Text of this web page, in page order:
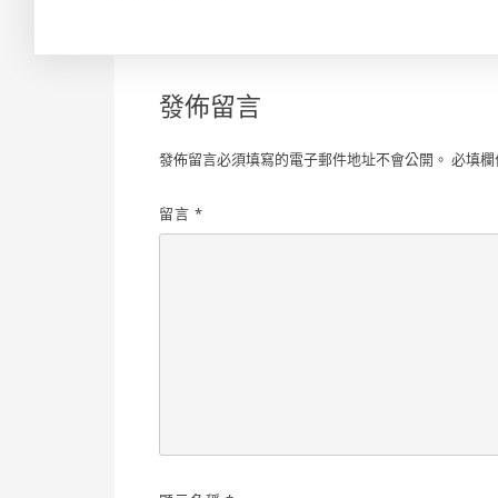
發佈留言
發佈留言必須填寫的電子郵件地址不會公開。 必填
留言*